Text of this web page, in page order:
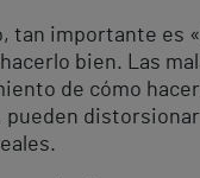
tan importante es
bien. Las
de cómo